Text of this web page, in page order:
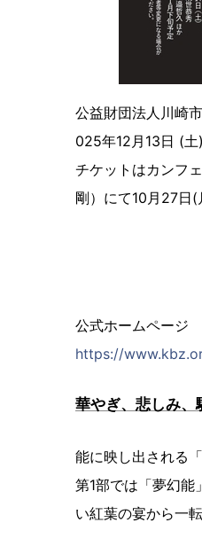
公益財団法人川崎
025年12月13日 (土
チケットはカンフ
剛）にて10月27日(
公式ホームページ
https://
華やぎ、悲しみ
能に映し出される
第1部では「夢幻能
い紅葉の宴から一